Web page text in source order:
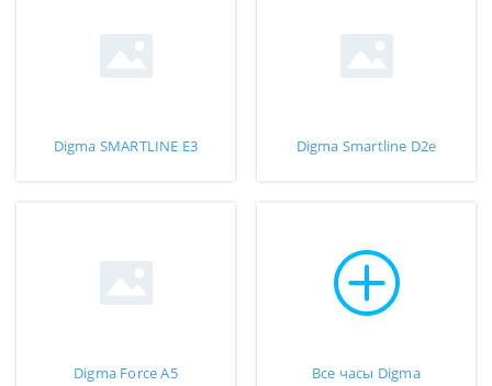
Digma SMARTLINE E3 Digma Smartline D2e
Digma Force A5 Все часы Digma